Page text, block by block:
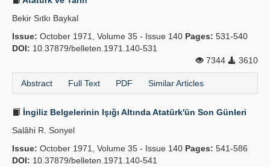
Bekir Sıtkı Baykal
Issue: October 1971, Volume 35 - Issue 140 Pages: 531-540
DOI: 10.37879/belleten.1971.140-531
7344
3610
Abstract Full Text PDF Similar Articles
İngiliz Belgelerinin Işığı Altında Atatürk'ün Son Günleri
Salâhi R. Sonyel
Issue: October 1971, Volume 35 - Issue 140 Pages: 541-586
DOI: 10.37879/belleten.1971.140-541